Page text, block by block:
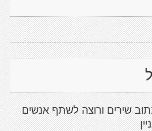
שירים ורוצה לשתף אנשים